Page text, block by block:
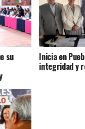
su Inicia en
integridad y